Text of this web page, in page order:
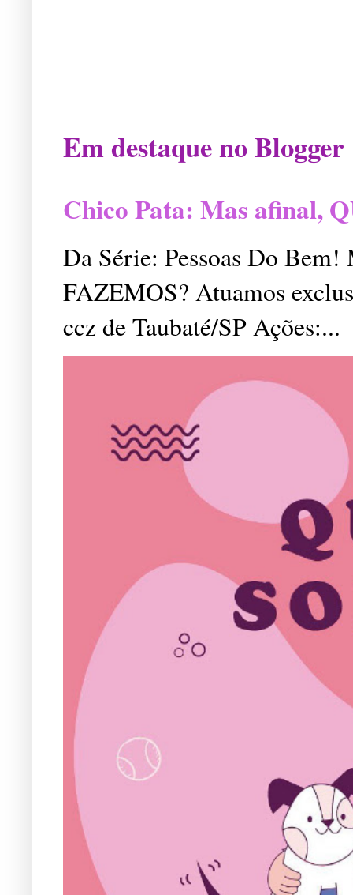
Em destaque no Blogger
Chico Pata: Mas afinal,
Da Série: Pessoas Do
FAZEMOS? Atuamos
ccz de Taubaté/SP Ações:...